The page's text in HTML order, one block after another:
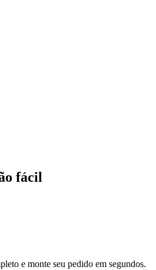
fácil
e monte seu pedido em segundos.